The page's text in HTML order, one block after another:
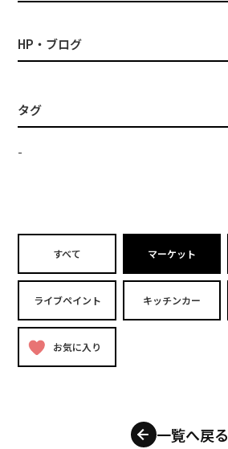
HP・ブログ
タグ
-
すべて マーケット
ライブペイント キッチンカー
お気に入り
一覧へ戻る